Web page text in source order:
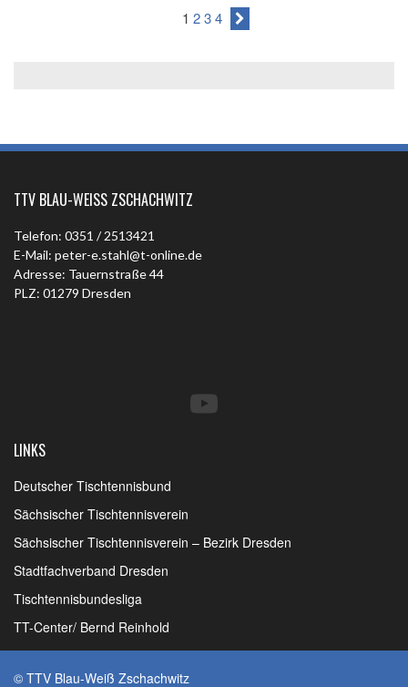
1 2 3 4
TTV BLAU-WEISS ZSCHACHWITZ
Telefon: 0351 / 2513421
E-Mail: peter-e.stahl@t-online.de
Adresse: Tauernstraße 44
PLZ: 01279 Dresden
YouTube
LINKS
Deutscher Tischtennisbund
Sächsischer Tischtennisverein
Sächsischer Tischtennisverein – Bezirk Dresden
Stadtfachverband Dresden
Tischtennisbundesliga
TT-Center/ Bernd Reinhold
© TTV Blau-Weiß Zschachwitz